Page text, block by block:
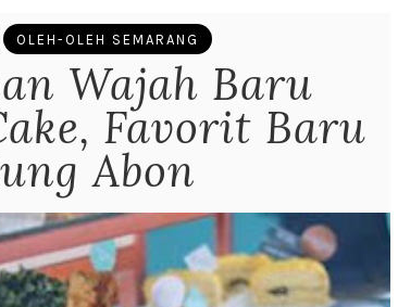
OLEH-OLEH SEMARANG
Wajah Baru
Favorit Baru
Abon